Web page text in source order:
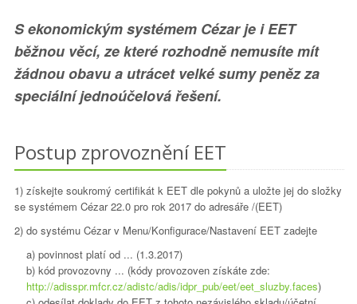
S ekonomickým systémem Cézar je i EET
běžnou věcí, ze které rozhodně nemusíte mít
žádnou obavu a utrácet velké sumy peněz za
speciální jednoúčelová řešení.
Postup zprovoznění EET
1) získejte soukromý certifikát k EET dle pokynů a uložte jej do složky
se systémem Cézar 22.0 pro rok 2017 do adresáře /(EET)
2) do systému Cézar v Menu/Konfigurace/Nastavení EET zadejte
a) povinnost platí od ... (1.3.2017)
b) kód provozovny ... (kódy provozoven získáte zde:
http://adisspr.mfcr.cz/adistc/adis/idpr_pub/eet/eet_sluzby.faces)